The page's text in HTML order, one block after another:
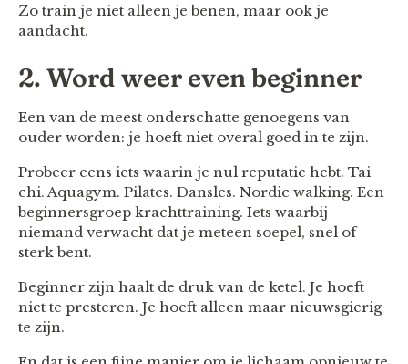
Zo train je niet alleen je benen, maar ook je
aandacht.
2. Word weer even beginner
Een van de meest onderschatte genoegens van
ouder worden: je hoeft niet overal goed in te zijn.
Probeer eens iets waarin je nul reputatie hebt. Tai
chi. Aquagym. Pilates. Dansles. Nordic walking. Een
beginnersgroep krachttraining. Iets waarbij
niemand verwacht dat je meteen soepel, snel of
sterk bent.
Beginner zijn haalt de druk van de ketel. Je hoeft
niet te presteren. Je hoeft alleen maar nieuwsgierig
te zijn.